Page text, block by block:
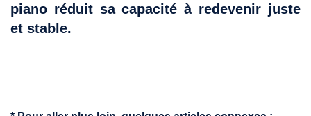
piano réduit sa capacité à redevenir juste
et stable.